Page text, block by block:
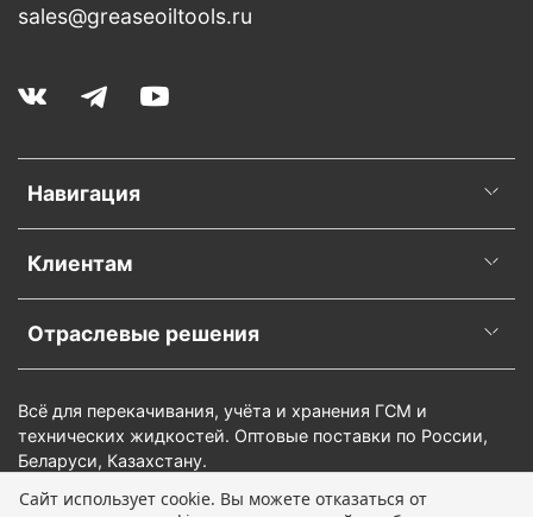
Навигация
Клиентам
Отраслевые решения
sales@greaseoiltools.ru
Всё для перекачивания, учёта и хранения ГСМ и
технических жидкостей. Оптовые поставки по России,
Беларуси, Казахстану.
Сайт использует cookie. Вы можете отказаться от